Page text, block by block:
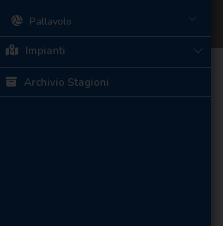
Pallavolo
Impianti
Archivio Stagioni